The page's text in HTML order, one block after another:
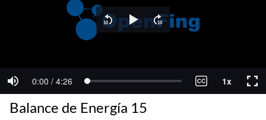
Balance de Energía 15